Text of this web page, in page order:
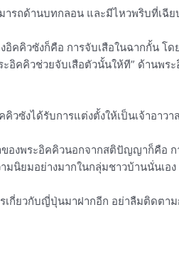
ารถด้านบทกลอน และมีไหวพริบที่เฉี
อิคคิวซังก็คือ การจับเสือในฉากกั้น โ
อิคคิวช่วยจับเสือตัวนั้นให้ที” ด้านพร
วซังได้รับการแต่งตั้งให้เป็นเจ้าอา
องพระอิคคิวนอกจากสติปัญญาก็คือ
มนิยมอย่างมากในกลุ่มชาวบ้านนั่นเอง
รเกี่ยวกับญี่ปุ่นมาฝากอีก อย่าลืมติดตา